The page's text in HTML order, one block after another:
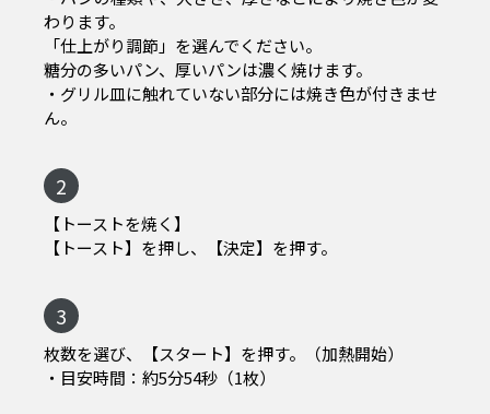
わります。
「仕上がり調節」を選んでください。
糖分の多いパン、厚いパンは濃く焼けます。
・グリル皿に触れていない部分には焼き色が付きませ
ん。
2
【トーストを焼く】
【トースト】を押し、【決定】を押す。
3
枚数を選び、【スタート】を押す。（加熱開始）
・目安時間：約5分54秒（1枚）